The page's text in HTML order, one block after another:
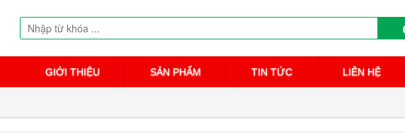
GIỚI THIỆU SẢN PHẨM TIN TỨC LIÊN HỆ